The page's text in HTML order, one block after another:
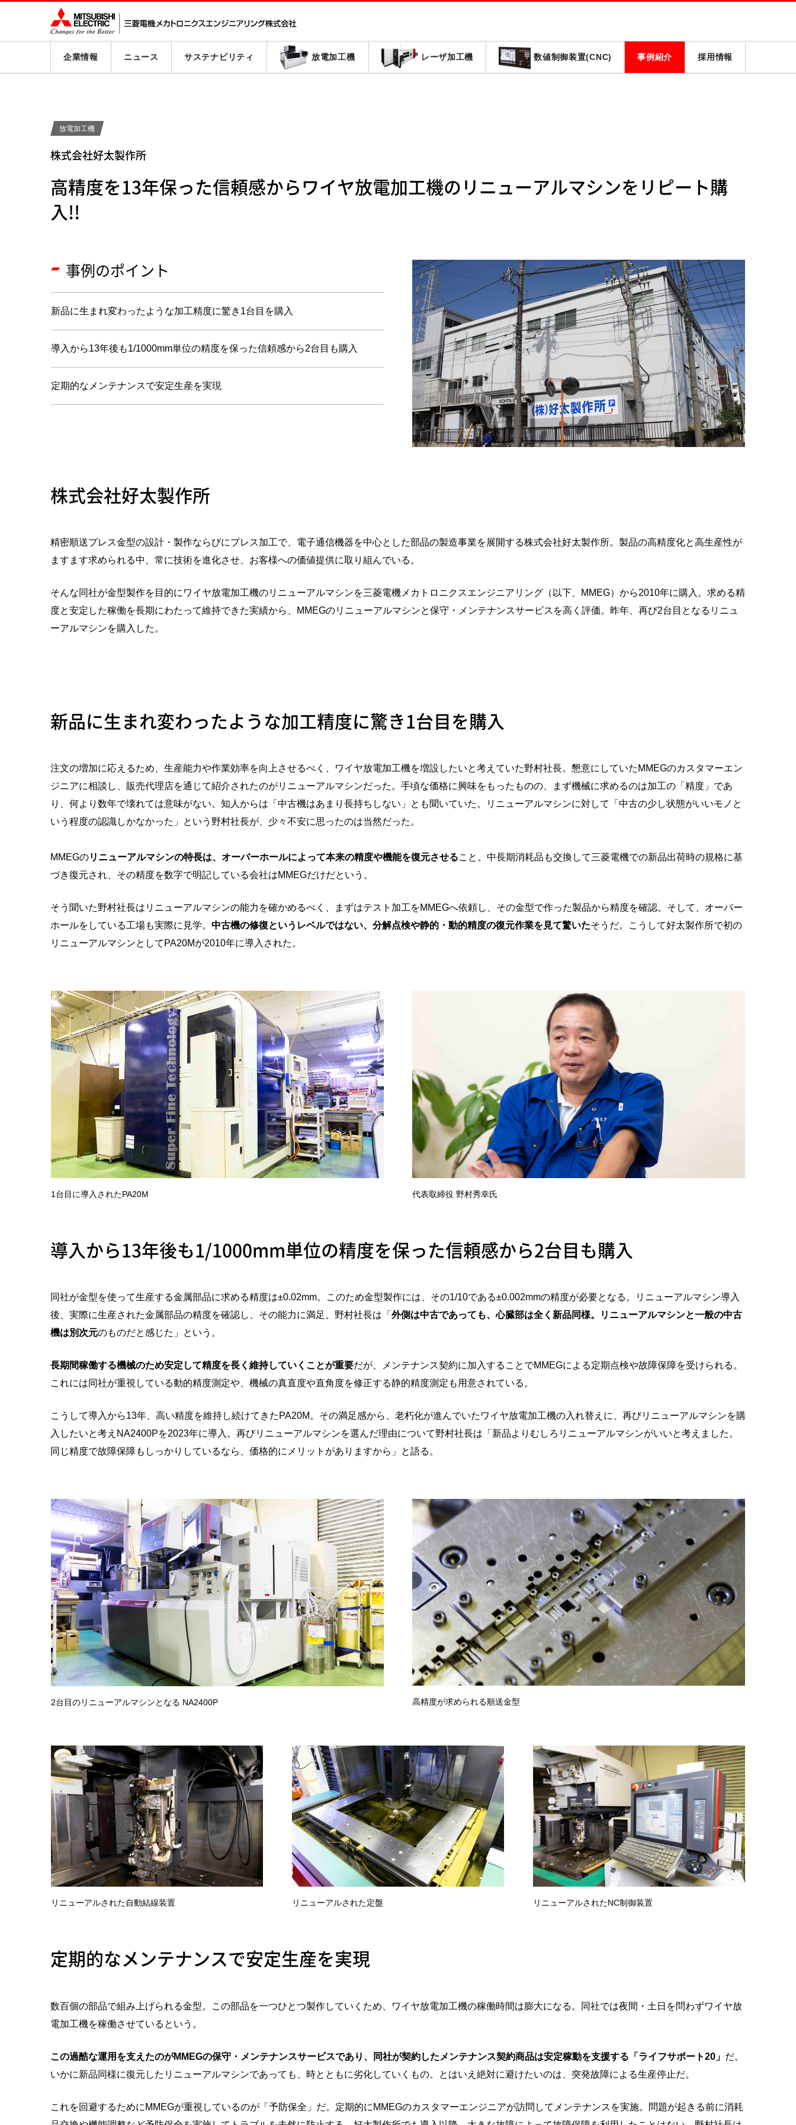
企業情報 ニュース サステナビリティ 放電加工機 レーザ加工機 数値制御装置(CNC) 事例紹介 採用情報
放電加工機
株式会社好太製作所
高精度を13年保った信頼感からワイヤ放電加工機のリニューアルマシンをリピート購
入!!
事例のポイント
新品に生まれ変わったような加工精度に驚き1台目を購入
導入から13年後も1/1000mm単位の精度を保った信頼感から2台目も購入
定期的なメンテナンスで安定生産を実現
株式会社好太製作所
精密順送プレス金型の設計・製作ならびにプレス加工で、電子通信機器を中心とした部品の製造事業を展開する株式会社好太製作所。製品の高精度化と高生産性が
ますます求められる中、常に技術を進化させ、お客様への価値提供に取り組んでいる。
そんな同社が金型製作を目的にワイヤ放電加工機のリニューアルマシンを三菱電機メカトロニクスエンジニアリング（以下、MMEG）から2010年に購入。求める精
度と安定した稼働を長期にわたって維持できた実績から、MMEGのリニューアルマシンと保守・メンテナンスサービスを高く評価。昨年、再び2台目となるリニュ
ーアルマシンを購入した。
新品に生まれ変わったような加工精度に驚き1台目を購入
注文の増加に応えるため、生産能力や作業効率を向上させるべく、ワイヤ放電加工機を増設したいと考えていた野村社長。懇意にしていたMMEGのカスタマーエン
ジニアに相談し、販売代理店を通じて紹介されたのがリニューアルマシンだった。手頃な価格に興味をもったものの、まず機械に求めるのは加工の「精度」であ
り、何より数年で壊れては意味がない。知人からは「中古機はあまり長持ちしない」とも聞いていた。リニューアルマシンに対して「中古の少し状態がいいモノと
いう程度の認識しかなかった」という野村社長が、少々不安に思ったのは当然だった。
MMEGのリニューアルマシンの特長は、オーバーホールによって本来の精度や機能を復元させること。中長期消耗品も交換して三菱電機での新品出荷時の規格に基
づき復元され、その精度を数字で明記している会社はMMEGだけだという。
そう聞いた野村社長はリニューアルマシンの能力を確かめるべく、まずはテスト加工をMMEGへ依頼し、その金型で作った製品から精度を確認。そして、オーバー
ホールをしている工場も実際に見学。 中古機の修復というレベルではない、分解点検や静的・動的精度の復元作業を見て驚いたそうだ。こうして好太製作所で初の
リニューアルマシンとしてPA20Mが2010年に導入された。
1台目に導入されたPA20M 代表取締役 野村秀幸氏
導入から13年後も1/1000mm単位の精度を保った信頼感から2台目も購入
同社が金型を使って生産する金属部品に求める精度は±0.02mm。このため金型製作には、その1/10である±0.002mmの精度が必要となる。リニューアルマシン導入
後、実際に生産された金属部品の精度を確認し、その能力に満足。野村社長は「 外側は中古であっても、心臓部は全く新品同様。リニューアルマシンと一般の中古
機は別次元のものだと感じた」という。
長期間稼働する機械のため安定して精度を長く維持していくことが重要だが、メンテナンス契約に加入することでMMEGによる定期点検や故障保障を受けられる。
これには同社が重視している動的精度測定や、機械の真直度や直角度を修正する静的精度測定も用意されている。
こうして導入から13年、高い精度を維持し続けてきたPA20M。その満足感から、老朽化が進んでいたワイヤ放電加工機の入れ替えに、再びリニューアルマシンを購
入したいと考えNA2400Pを2023年に導入。再びリニューアルマシンを選んだ理由について野村社長は「新品よりむしろリニューアルマシンがいいと考えました。
同じ精度で故障保障もしっかりしているなら、価格的にメリットがありますから」と語る。
2台目のリニューアルマシンとなる NA2400P 高精度が求められる順送金型
リニューアルされた自動結線装置 リニューアルされた定盤 リニューアルされたNC制御装置
定期的なメンテナンスで安定生産を実現
数百個の部品で組み上げられる金型。この部品を一つひとつ製作していくため、ワイヤ放電加工機の稼働時間は膨大になる。同社では夜間・土日を問わずワイヤ放
電加工機を稼働させているという。
この過酷な運用を支えたのがMMEGの保守・メンテナンスサービスであり、同社が契約したメンテナンス契約商品は安定稼動を支援する「ライフサポート20」 だ。
いかに新品同様に復元したリニューアルマシンであっても、時とともに劣化していくもの。とはいえ絶対に避けたいのは、突発故障による生産停止だ。
これを回避するためにMMEGが重視しているのが「予防保全」だ。定期的にMMEGのカスタマーエンジニアが訪問してメンテナンスを実施。問題が起きる前に消耗